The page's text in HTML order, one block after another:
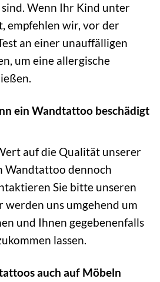
Wenn Ihr Kind unter
empfehlen wir, vor der
an einer unauffälligen
um eine allergische
ein Wandtattoo beschädigt
auf die Qualität unserer
Wandtattoo dennoch
Sie bitte unseren
werden uns umgehend um
und Ihnen gegebenenfalls
lassen.
auch auf Möbeln